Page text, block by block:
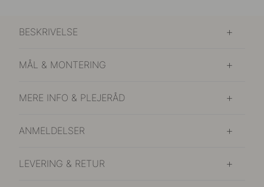
BESKRIVELSE
MÅL & MONTERING
MERE INFO & PLEJERÅD
ANMELDELSER
LEVERING & RETUR